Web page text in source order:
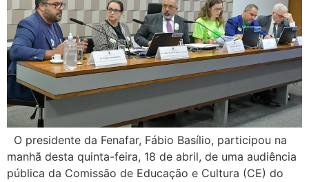
O presidente da Fenafar, Fábio Basílio, participou na
manhã desta quinta-feira, 18 de abril, de uma audiência
pública da Comissão de Educação e Cultura (CE) do